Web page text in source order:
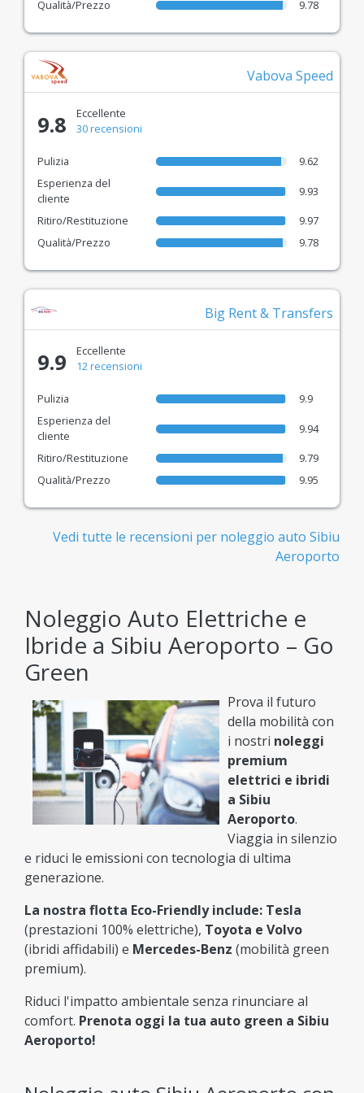
Tecnologia moderna per un processo di noleggio
online semplice, sicuro e confortevole.
Tutto quello che devi fare è: Confrontare e
Qualità/Prezzo
9.78
Vabova Speed
9.8
Eccellente
30 recensioni
Pulizia
9.62
Esperienza del
cliente
9.93
Ritiro/Restituzione
9.97
Qualità/Prezzo
9.78
Big Rent & Transfers
9.9
Eccellente
12 recensioni
Pulizia
9.9
Esperienza del
cliente
9.94
Ritiro/Restituzione
9.79
Qualità/Prezzo
9.95
Vedi tutte le recensioni per noleggio auto Sibiu
Aeroporto
Noleggio Auto Elettriche e
Ibride a Sibiu Aeroporto – Go
Green
Prova il futuro
della mobilità con
i nostri noleggi
premium
elettrici e ibridi
a Sibiu
Aeroporto.
Viaggia in silenzio
e riduci le emissioni con tecnologia di ultima
generazione.
La nostra flotta Eco-Friendly include: Tesla
(prestazioni 100% elettriche), Toyota e Volvo
(ibridi affidabili) e Mercedes-Benz (mobilità green
premium).
Riduci l'impatto ambientale senza rinunciare al
comfort. Prenota oggi la tua auto green a Sibiu
Aeroporto!